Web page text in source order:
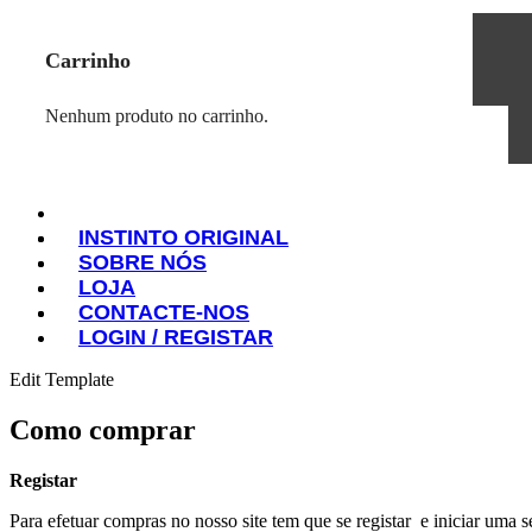
Carrinho
Nenhum produto no carrinho.
SOBRE NÓS
LOJA
CONTACTE-NOS
LOGIN / REGISTAR
INSTINTO ORIGINAL
SOBRE NÓS
LOJA
CONTACTE-NOS
LOGIN / REGISTAR
Edit Template
Como comprar
Registar
Para efetuar compras no nosso site tem que se registar e iniciar uma